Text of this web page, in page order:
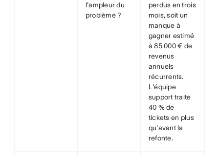
l'ampleur du
problème ?
perdus en trois
mois, soit un
manque à
gagner estimé
à 85 000 € de
revenus
annuels
récurrents.
L'équipe
support traite
40 % de
tickets en plus
qu'avant la
refonte.